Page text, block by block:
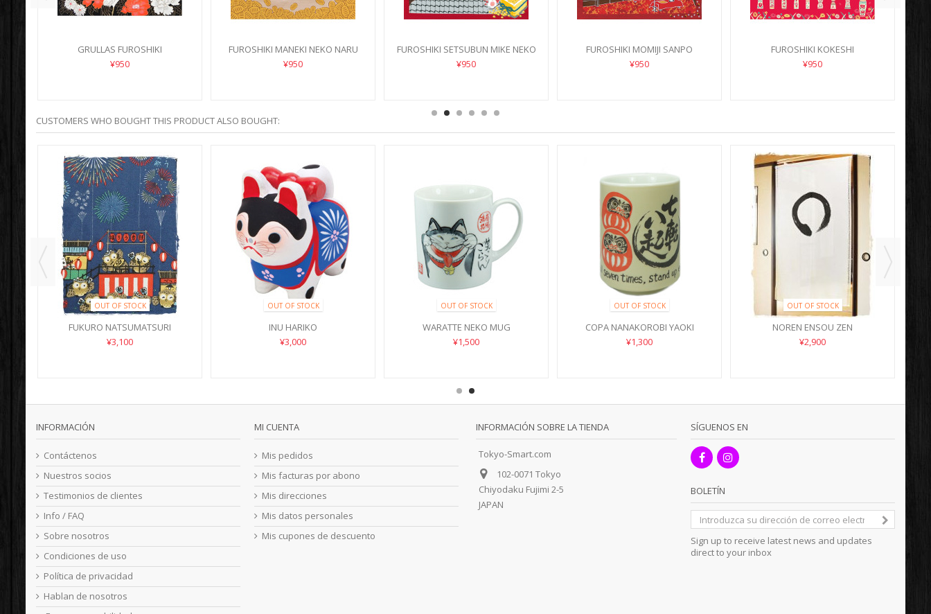
GRULLAS FUROSHIKI
¥950
FUROSHIKI MANEKI NEKO NARU
¥950
FUROSHIKI SETSUBUN MIKE NEKO
¥950
FUROSHIKI MOMIJI SANPO
¥950
FUROSHIKI KOKESHI
¥950
CUSTOMERS WHO BOUGHT THIS PRODUCT ALSO BOUGHT:
OUT OF STOCK
FUKURO NATSUMATSURI
¥3,100
OUT OF STOCK
INU HARIKO
¥3,000
OUT OF STOCK
WARATTE NEKO MUG
¥1,500
OUT OF STOCK
COPA NANAKOROBI YAOKI
¥1,300
OUT OF STOCK
NOREN ENSOU ZEN
¥2,900
INFORMACIÓN
Contáctenos
Nuestros socios
Testimonios de clientes
Info / FAQ
Sobre nosotros
Condiciones de uso
Política de privacidad
Hablan de nosotros
MI CUENTA
Mis pedidos
Mis facturas por abono
Mis direcciones
Mis datos personales
Mis cupones de descuento
INFORMACIÓN SOBRE LA TIENDA
Tokyo-Smart.com
102-0071 Tokyo
Chiyodaku Fujimi 2-5
JAPAN
SÍGUENOS EN
BOLETÍN
Sign up to receive latest news and updates
direct to your inbox